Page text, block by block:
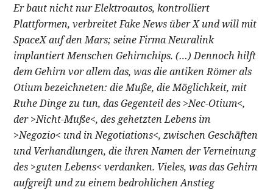
Er baut nicht nur Elektroautos, kontrolliert
Plattformen, verbreitet Fake News über X und will mit
SpaceX auf den Mars; seine Firma Neuralink
implantiert Menschen Gehirnchips. (…) Dennoch hilft
dem Gehirn vor allem das, was die antiken Römer als
Otium bezeichneten: die Muße, die Möglichkeit, mit
Ruhe Dinge zu tun, das Gegenteil des >Nec-Otium<,
der >Nicht-Muße<, des gehetzten Lebens im
>Negozio< und in Negotiations<, zwischen Geschäften
und Verhandlungen, die ihren Namen der Verneinung
des >guten Lebens< verdanken. Vieles, was das Gehirn
aufgreift und zu einem bedrohlichen Anstieg